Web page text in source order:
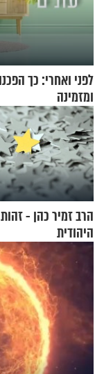
לפני ואחרי: כך
ומזמינה
הרב זמיר כהן -
היהודית